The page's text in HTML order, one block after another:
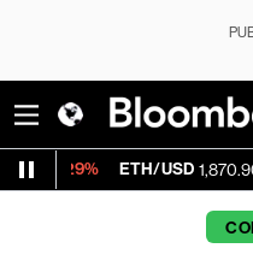
ETH/USD 1,870.908 -0.24%